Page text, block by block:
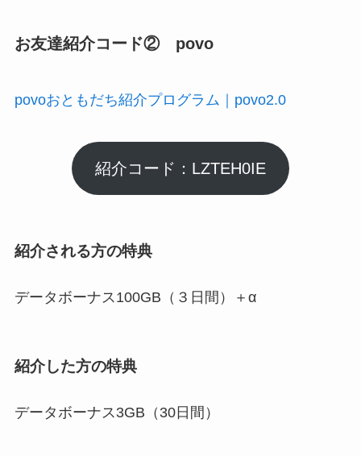
お友達紹介コード② povo
povoおともだち紹介プログラム｜povo2.0
紹介コード：LZTEH0IE
紹介される方の特典
データボーナス100GB（３日間）＋α
紹介した方の特典
データボーナス3GB（30日間）